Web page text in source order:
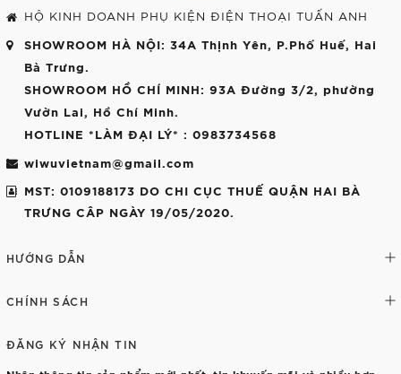
HỘ KINH DOANH PHỤ KIỆN ĐIỆN THOẠI TUẤN ANH
SHOWROOM HÀ NỘI: 34A Thịnh Yên, P.Phố Huế, Hai
Bà Trưng.
SHOWROOM HỒ CHÍ MINH: 93A Đường 3/2, phường
Vườn Lai, Hồ Chí Minh.
HOTLINE *LÀM ĐẠI LÝ* : 0983734568
wiwuvietnam@gmail.com
MST: 0109188173 DO CHI CỤC THUẾ QUẬN HAI BÀ
TRƯNG CÂP NGÀY 19/05/2020.
HƯỚNG DẪN
CHÍNH SÁCH
ĐĂNG KÝ NHẬN TIN